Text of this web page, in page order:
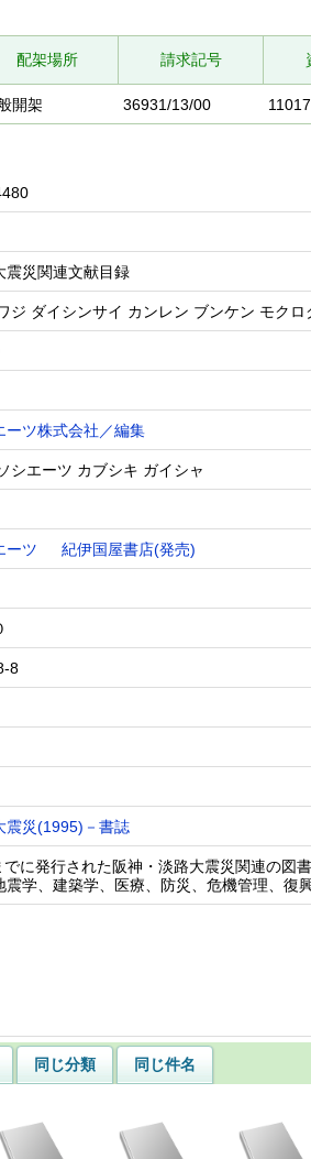
配架場所 請求記号
開架 36931/13/00
震災関連文献目録
ジ ダイシンサイ カンレン ブンケン モクロ
ーツ株式会社／編集
シエーツ カブシキ ガイシャ
ーツ 紀伊国屋書店(発売)
8
震災(1995)－書誌
に発行された阪神・淡路大震災関連の図
震学、建築学、医療、防災、危機管理、復
同じ分類
同じ件名